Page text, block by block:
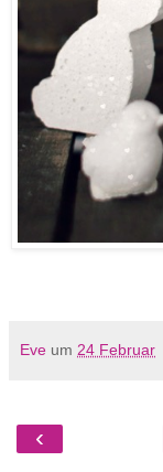
Eve um 24 Februar
‹